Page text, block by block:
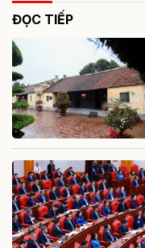
ĐỌC TIẾP